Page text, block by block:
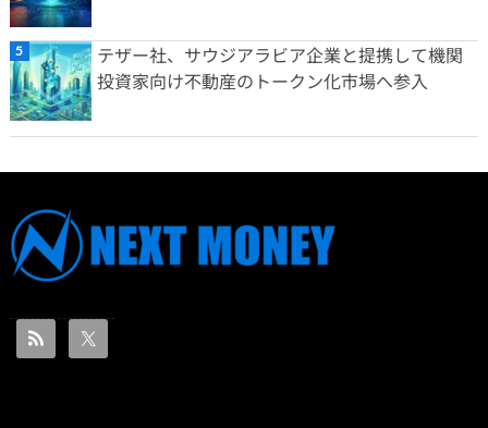
テザー社、サウジアラビア企業と提携して機関
投資家向け不動産のトークン化市場へ参入